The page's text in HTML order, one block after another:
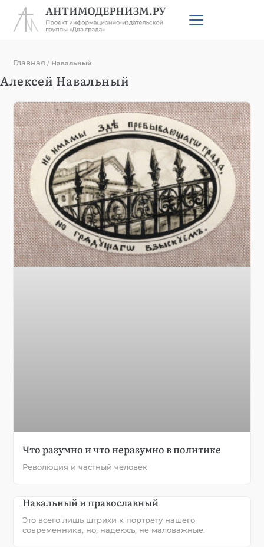
Главная / Навальный
Алексей Навальный
Что разумно и что неразумно в политике
Революция и частный человек
Навальный и православный
Это всего лишь штрихи к портрету нашего
современника, но, надеюсь, не маловажные.